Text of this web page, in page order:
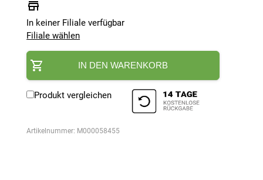
In keiner Filiale verfügbar
Filiale wählen
IN DEN WARENKORB
Produkt vergleichen
Artikelnummer: M000058455